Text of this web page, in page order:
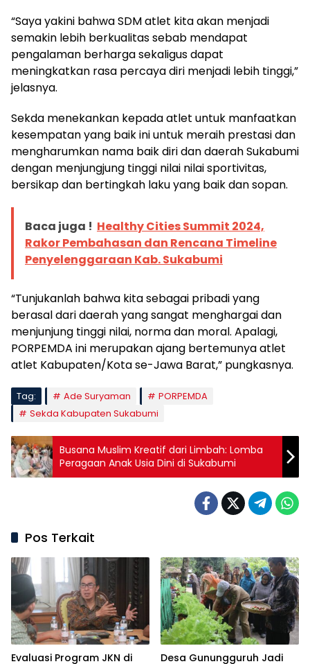
“Saya yakini bahwa SDM atlet kita akan menjadi
semakin lebih berkualitas sebab mendapat
pengalaman berharga sekaligus dapat
meningkatkan rasa percaya diri menjadi lebih tinggi,”
jelasnya.
Sekda menekankan kepada atlet untuk manfaatkan
kesempatan yang baik ini untuk meraih prestasi dan
mengharumkan nama baik diri dan daerah Sukabumi
dengan menjungjung tinggi nilai nilai sportivitas,
bersikap dan bertingkah laku yang baik dan sopan.
Baca juga ! Healthy Cities Summit 2024,
Rakor Pembahasan dan Rencana Timeline
Penyelenggaraan Kab. Sukabumi
“Tunjukanlah bahwa kita sebagai pribadi yang
berasal dari daerah yang sangat menghargai dan
menjunjung tinggi nilai, norma dan moral. Apalagi,
PORPEMDA ini merupakan ajang bertemunya atlet
atlet Kabupaten/Kota se-Jawa Barat,” pungkasnya.
Tag: Ade Suryaman
PORPEMDA
Sekda Kabupaten Sukabumi
Busana Muslim Kreatif dari Limbah: Lomba
Peragaan Anak Usia Dini di Sukabumi
Pos Terkait
Evaluasi Program JKN di Desa Gunungguruh Jadi